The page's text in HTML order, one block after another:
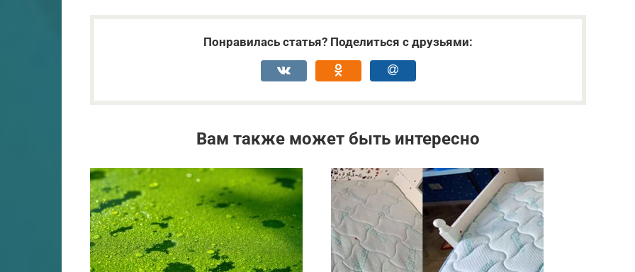
Понравилась статья? Поделиться с друзьями:
Вам также может быть интересно